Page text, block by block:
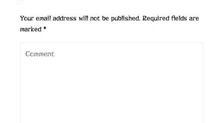
Your email address will not be published. Required fields are
marked*